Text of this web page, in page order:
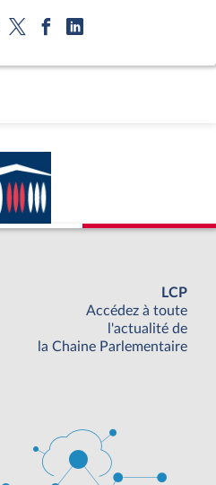
LCP
Accédez à toute
l'actualité de
la Chaine Parlementaire